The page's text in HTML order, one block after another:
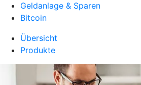
Geldanlage & Sparen
Bitcoin
Übersicht
Produkte